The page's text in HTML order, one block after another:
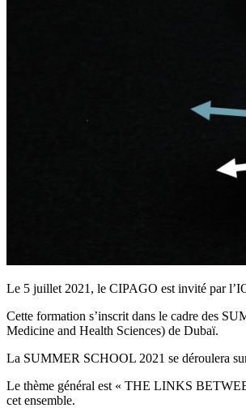
Le 5 juillet 2021, le CIPAGO est invité par
Cette formation s’inscrit dans le cadre des
Medicine and Health Sciences) de Dubaï.
La SUMMER SCHOOL 2021 se déroulera
Le thème général est « THE LINKS
cet ensemble.